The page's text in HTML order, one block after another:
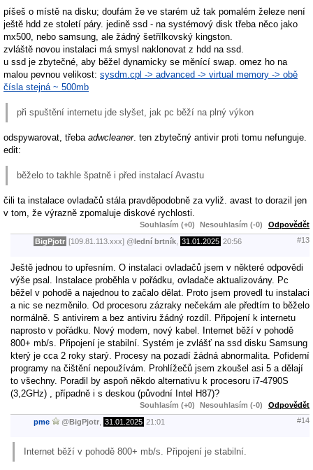
píšeš o místě na disku; doufám že ve starém už tak pomalém železe není
ještě hdd ze století páry. jedině ssd - na systémový disk třeba něco jako
mx500, nebo samsung, ale žádný šetřílkovský kingston.
zvláště novou instalaci má smysl naklonovat z hdd na ssd.
u ssd je zbytečné, aby běžel dynamicky se měnící swap. omez ho na
malou pevnou velikost: sysdm.cpl -> advanced -> virtual memory -> obě
čísla stejná ~ 500mb
při spuštění internetu jde slyšet, jak pc běží na plný výkon
odspywarovat, třeba adwcleaner. ten zbytečný antivir proti tomu nefunguje.
edit:
běželo to takhle špatně i před instalací Avastu
čili ta instalace ovladačů stála pravděpodobně za vyliž. avast to dorazil jen
v tom, že výrazně zpomaluje diskové rychlosti.
Souhlasím (+0) Nesouhlasím (-0) Odpovědět
BigPjotr [109.81.113.xxx] @lední brtník 31.01.2025 20:56 #13
Ještě jednou to upřesním. O instalaci ovladačů jsem v některé odpovědi
výše psal. Instalace proběhla v pořádku, ovladače aktualizovány. Pc
běžel v pohodě a najednou to začalo dělat. Proto jsem provedl tu instalaci
a nic se nezměnilo. Od procesoru zázraky nečekám ale předtím to běželo
normálně. S antivirem a bez antiviru žádný rozdíl. Připojení k internetu
naprosto v pořádku. Nový modem, nový kabel. Internet běží v pohodě
800+ mb/s. Připojení je stabilní. Systém je zvlášť na ssd disku Samsung
který je cca 2 roky starý. Procesy na pozadí žádná abnormalita. Pofiderní
programy na čištění nepoužívám. Prohlížečů jsem zkoušel asi 5 a dělají
to všechny. Poradil by aspoň někdo alternativu k procesoru i7-4790S
(3,2GHz) , případně i s deskou (původní Intel H87)?
Souhlasím (+0) Nesouhlasím (-0) Odpovědět
pme @BigPjotr 31.01.2025 21:01 #14
Internet běží v pohodě 800+ mb/s. Připojení je stabilní.